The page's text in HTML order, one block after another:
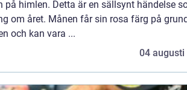
himlen. Detta är en sällsynt händelse
om året. Månen får sin rosa färg på
och kan vara ...
04 augusti